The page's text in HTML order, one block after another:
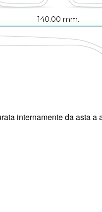
140.00 mm.
internamente da asta a